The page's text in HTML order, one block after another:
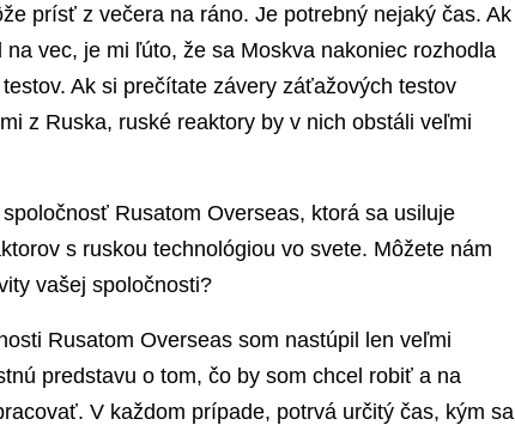
prísť z večera na ráno. Je potrebný nejaký čas. Ak
vec, je mi ľúto, že sa Moskva nakoniec rozhodla
Ak si prečítate závery záťažových testov
z Ruska, ruské reaktory by v nich obstáli veľmi
Rusatom Overseas, ktorá sa usiluje
s ruskou technológiou vo svete. Môžete nám
vašej spoločnosti?
Rusatom Overseas som nastúpil len veľmi
predstavu o tom, čo by som chcel robiť a na
V každom prípade, potrvá určitý čas, kým sa